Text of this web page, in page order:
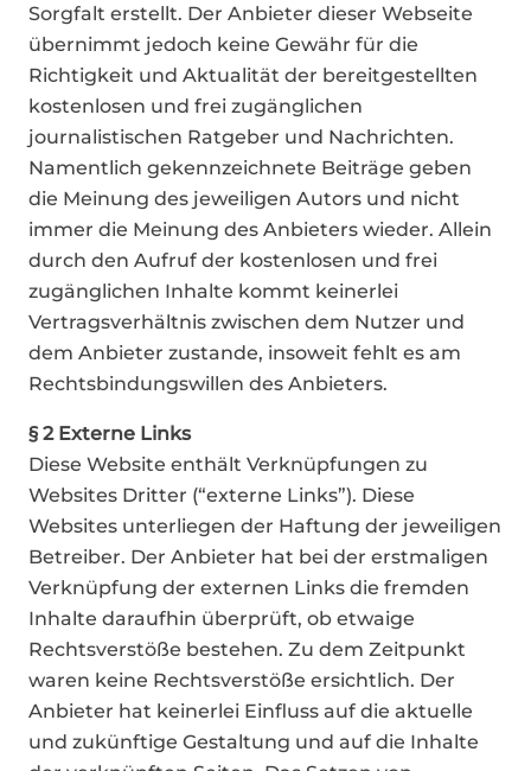
Sorgfalt erstellt. Der Anbieter dieser Webseite
übernimmt jedoch keine Gewähr für die
Richtigkeit und Aktualität der bereitgestellten
kostenlosen und frei zugänglichen
journalistischen Ratgeber und Nachrichten.
Namentlich gekennzeichnete Beiträge geben
die Meinung des jeweiligen Autors und nicht
immer die Meinung des Anbieters wieder. Allein
durch den Aufruf der kostenlosen und frei
zugänglichen Inhalte kommt keinerlei
Vertragsverhältnis zwischen dem Nutzer und
dem Anbieter zustande, insoweit fehlt es am
Rechtsbindungswillen des Anbieters.
§ 2 Externe Links
Diese Website enthält Verknüpfungen zu
Websites Dritter (“externe Links”). Diese
Websites unterliegen der Haftung der jeweiligen
Betreiber. Der Anbieter hat bei der erstmaligen
Verknüpfung der externen Links die fremden
Inhalte daraufhin überprüft, ob etwaige
Rechtsverstöße bestehen. Zu dem Zeitpunkt
waren keine Rechtsverstöße ersichtlich. Der
Anbieter hat keinerlei Einfluss auf die aktuelle
und zukünftige Gestaltung und auf die Inhalte